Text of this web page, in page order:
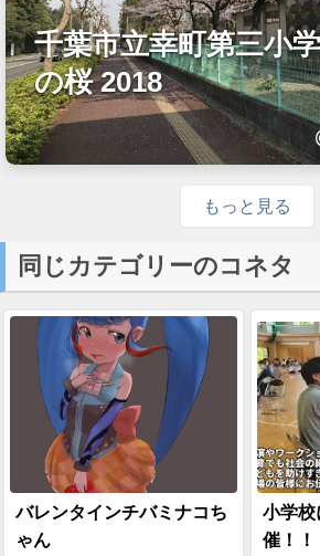
千葉市立幸町第三小
の桜 2018
もっと見る
同じカテゴリーのコネタ
バレンタインチバミナコち
ゃん
小学校
催！！